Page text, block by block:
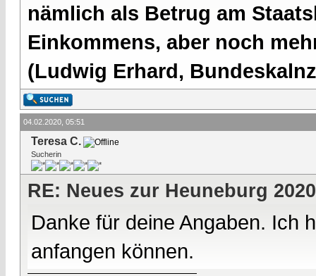
nämlich als Betrug am
Einkommens, aber noch
(Ludwig Erhard,
04.02.2020, 05:51
Teresa C.
Sucherin
RE: Neues zur Heuneburg 2020
Danke für deine Angaben. Ich
anfangen können.